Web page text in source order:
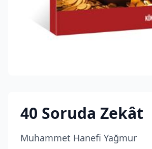
40 Soruda Zekât
Muhammet Hanefi Yağmur